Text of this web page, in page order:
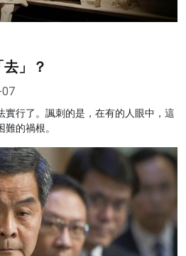
」？
實行了。諷刺的是，在有的人眼中，這
的禍根。